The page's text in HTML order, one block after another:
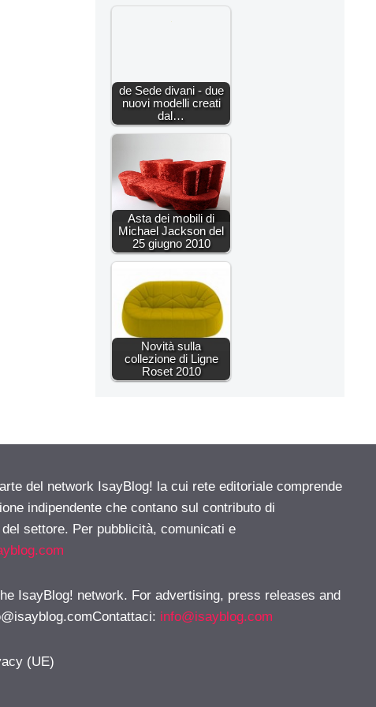
de Sede divani - due
nuovi modelli creati
dal…
Asta dei mobili di
Michael Jackson del
25 giugno 2010
Novità sulla
collezione di Ligne
Roset 2010
del network IsayBlog! la cui rete editoriale comprende
indipendente che contano sul contributo di
settore. Per pubblicità, comunicati e
IsayBlog! network. For advertising, press releases and
: info@isayblog.com
(UE)